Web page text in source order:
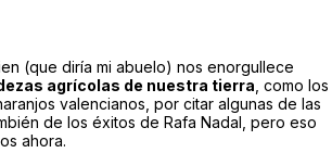
(que diría mi abuelo) nos enorgullece
agrícolas de nuestra tierra , como los
valencianos, por citar algunas de las
de los éxitos de Rafa Nadal, pero eso
ahora.